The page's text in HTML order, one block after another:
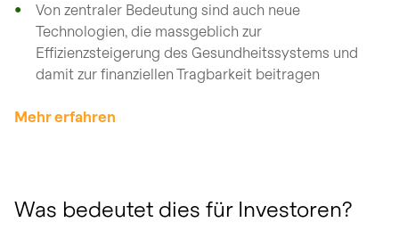
Von zentraler Bedeutung sind auch neue
Technologien, die massgeblich zur
Effizienzsteigerung des Gesundheitssystems und
damit zur finanziellen Tragbarkeit beitragen
Mehr erfahren
Was bedeutet dies für Investoren?